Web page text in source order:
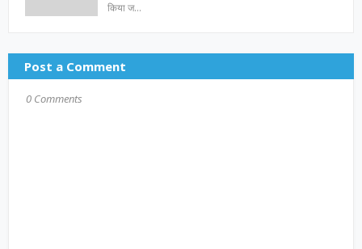
किया ज…
Post a Comment
0 Comments